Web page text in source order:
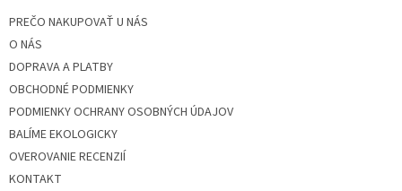
PREČO NAKUPOVAŤ U NÁS
O NÁS
DOPRAVA A PLATBY
OBCHODNÉ PODMIENKY
PODMIENKY OCHRANY OSOBNÝCH ÚDAJOV
BALÍME EKOLOGICKY
OVEROVANIE RECENZIÍ
KONTAKT